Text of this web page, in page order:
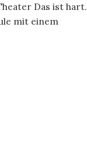
Das ist hart.
mit einem